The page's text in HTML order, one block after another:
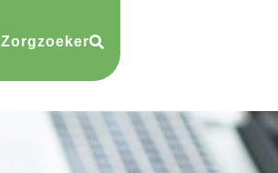
Zorgzoeker